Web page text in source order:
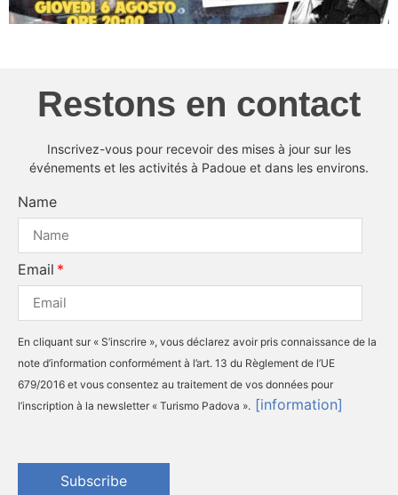
Restons en contact
Inscrivez-vous pour recevoir des mises à jour sur les
événements et les activités à Padoue et dans les environs.
Name
Email
En cliquant sur « S’inscrire », vous déclarez avoir pris connaissance de la
note d’information conformément à l’art. 13 du Règlement de l’UE
679/2016 et vous consentez au traitement de vos données pour
l’inscription à la newsletter « Turismo Padova ». [information]
Subscribe